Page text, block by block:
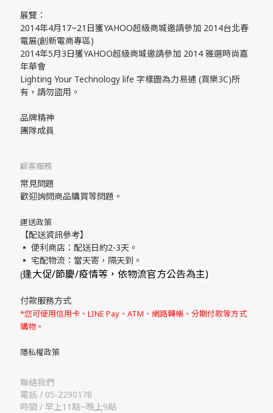
展覽：
2014年4月17~21日獲YAHOO超級商城邀請參加 2014台北春
電展(創新電商專區)
2014年5月3日獲YAHOO超級商城邀請參加 2014 雅選時尚嘉
年華會
Lighting Your Technology life 字樣圖為力易通 (買樂3C)所
有，請勿盜用。
品牌精神
團隊成員
顧客服務
常見問題
歡迎詢問商品購買等問題。
運送政策
【配送資訊參考】
▪ 便利商店：配送日約2-3天。
▪ 宅配物流：當天寄，隔天到。
(逢大促/節慶/疫情等，依物流官方公告為主)
付款服務方式
*您可使用信用卡、LINE Pay、ATM、網路轉帳、分期付款等方式
購物。
隱私權政策
聯絡我們
電話 / 05-2290178
時間 / 早上11點~晚上9點